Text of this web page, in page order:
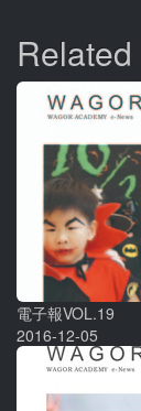
Related
電子報VOL.19
2016-12-05